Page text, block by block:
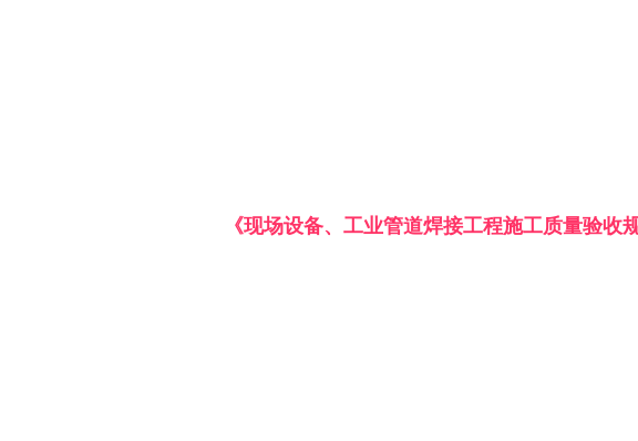
《现场设备、工业管道焊接工程施工质量验收